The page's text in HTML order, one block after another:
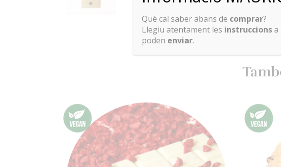
Què cal saber abans de comprar?
Llegiu atentament les instruccionsa
poden enviar.